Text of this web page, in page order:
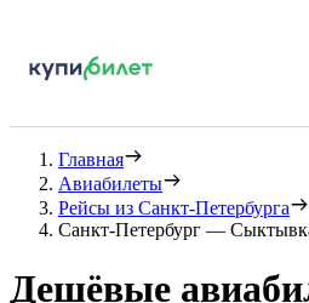
Главная
Авиабилеты
Рейсы из Санкт-Петербурга
Санкт-Петербург —
Дешёвые